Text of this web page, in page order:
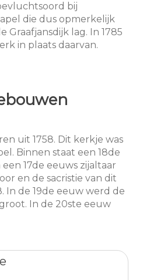
bij
die dus opmerkelijk
Graafjansdijk lag. In 1785
in plaats daarvan.
uit 1758. Dit kerkje was
Binnen staat een 18de
17de eeuws zijaltaar
en de sacristie van dit
In de 19de eeuw werd de
In de 20ste eeuw